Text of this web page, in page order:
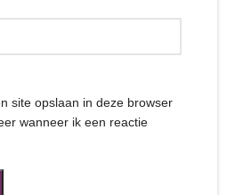
site opslaan in deze browser
wanneer ik een reactie